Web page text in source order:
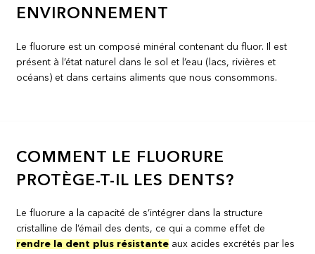
ENVIRONNEMENT
Le fluorure est un composé minéral contenant du fluor. Il est
présent à l’état naturel dans le sol et l’eau (lacs, rivières et
océans) et dans certains aliments que nous consommons.
COMMENT LE FLUORURE
PROTÈGE-T-IL LES DENTS?
Le fluorure a la capacité de s’intégrer dans la structure
cristalline de l’émail des dents, ce qui a comme effet de
rendre la dent plus résistante aux acides excrétés par les